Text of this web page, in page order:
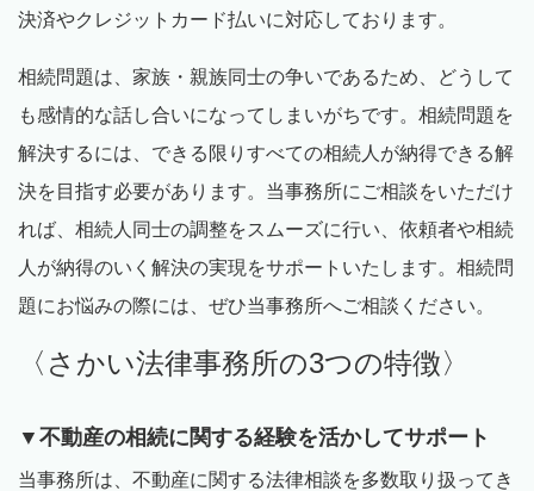
決済やクレジットカード払いに対応しております。
相続問題は、家族・親族同士の争いであるため、どうして
も感情的な話し合いになってしまいがちです。相続問題を
解決するには、できる限りすべての相続人が納得できる解
決を目指す必要があります。当事務所にご相談をいただけ
れば、相続人同士の調整をスムーズに行い、依頼者や相続
人が納得のいく解決の実現をサポートいたします。相続問
題にお悩みの際には、ぜひ当事務所へご相談ください。
〈さかい法律事務所の3つの特徴〉
▼不動産の相続に関する経験を活かしてサポート
当事務所は、不動産に関する法律相談を多数取り扱ってき